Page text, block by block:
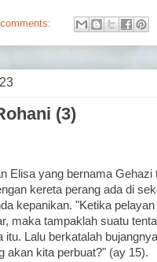
(3)
Elisa yang bernama Gehazi
kereta perang ada di
kepanikan. "Ketika
maka tampaklah suatu
itu. Lalu berkatalah
akan kita perbuat?" (ay 15).